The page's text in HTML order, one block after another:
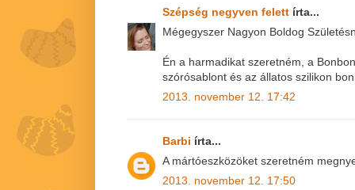
Szépség negyven felett írta...
Mégegyszer Nagyon Boldog
Én a harmadikat szeretném, a
szórósablont és az állatos szilikon
2013. november 12. 17:42
Barbi írta...
A mártóeszközöket szeretném
2013. november 12. 17:50